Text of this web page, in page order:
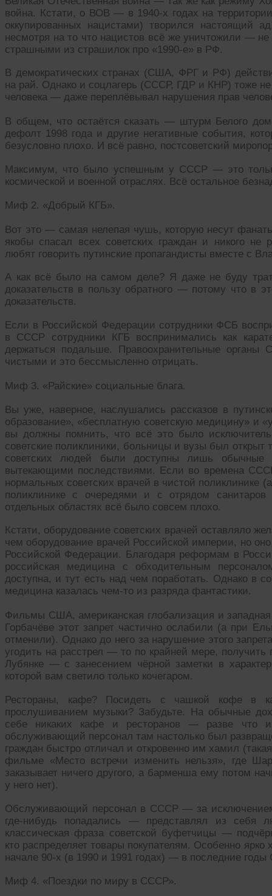
война. Кстати, о ВОВ — в 1940-х годах на
оккупированных нацистами) творился настоящий
несмотря на то что нацистов всё же уничтожили —
страшными из страшилок про «1990-е» в РФ.
В демократических странах (США, ФРГ и РФ)
на рай. Однако и соцлагерь (СССР, ГДР и КНР) тоже
человека — даже переплёвывал нарушения прав
В общем, что остаётся сказать — штурм Белого
дефолт 1998 года и другие негативные события,
безусловно плохо. И всё равно, постсоветский
Максимум, что было успешным у СССР — это
космической и военной отраслях. Всё остальное
Миф 2. «Добрый КГБ».
Вот это — самая нелепая чушь, которую несут
якобы спасал всех советских граждан и никого
любят говорить путинские пропагандисты вместе с
А как всё было на самом деле? Я даже не буду
доказательств в пользу обратного — потому что в
доказательств.
Если в Российской Федерации сотрудники ФСБ
в СССР сотрудники КГБ воспринимались как
держаться подальше. Правоохранительные
чистыми и это бессмысленно отрицать.
Миф 3. «Райские» социальные блага.
Вы уже, наверное, наслушались рассказов в
образование», «бесплатную советскую медицину» и
вы должны помнить, что всё это было
советские поликлиники, больницы и вузы был
советских людей были доступны лишь обычные
вытекающими последствиями. Если во времена
нормальных советских врачей в чистой поликлинике
поликлинике с очередями и с отрядом
отдельных областях всё было совсем плохо.
Кстати, оборудование советских врачей оставляло
чем оборудование врачей Российской империи, но
Российской Федерации. Благодаря реформам в
российская медицина с обходительным
доступна, и тут есть над чем поработать. Однако в
медицина казалась чем-то из разряда фантастики.
Фильмы США, американская глобализация и
Горбачёве этот запрет частично ослабили (а при
отменили). Однако до него за нарушение этого
угодить на расстрел — то по крайней мере,
Лубянке — с занесением чёрной заметки в
которой вам светило только кочегаром.
Рестораны, кафе? Посидеть с чашкой кофе в
прослушиванием музыки? Забудьте. На обычные
себе никаких кафе и ресторанов — разве что
обслуживающий персонал там настолько был
граждан быстро отличал и откровенно им хамил
фильме «Место встречи изменить нельзя», где
заказывает ничего другого, а барменша ему потом
у него нет).
Обслуживающий персонал в СССР — за
где-нибудь попадались — представлял из
классическая фраза советской буфетчицы —
кто распределяет товары покупателям. Особенно
начале 90-х (в 1990 и 1991 годах) — в последние
Миф 4. «Поездки по миру в СССР».